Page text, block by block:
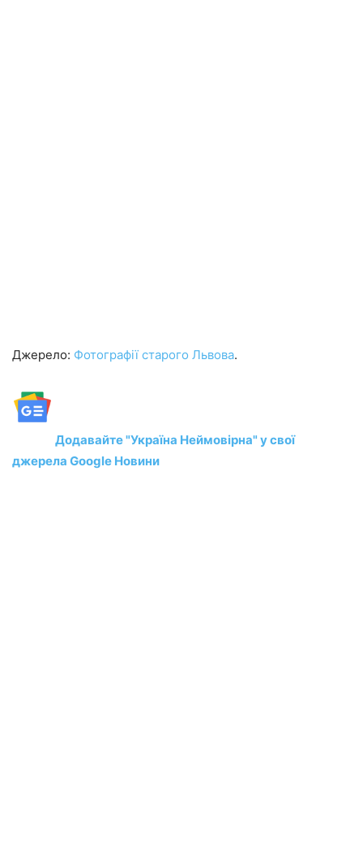
Джерело: Фотографії старого Львова.
Додавайте "Україна Неймовірна" у свої
джерела Google Новини